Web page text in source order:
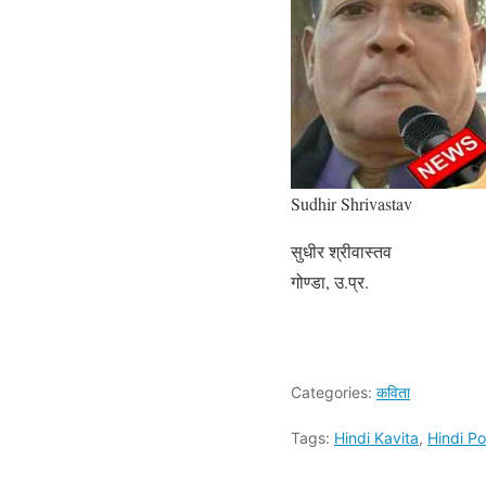
Sudhir Shrivastav
सुधीर श्रीवास्तव
गोण्डा, उ.प्र.
Categories: कविता
Tags: Hindi Kavita, Hindi